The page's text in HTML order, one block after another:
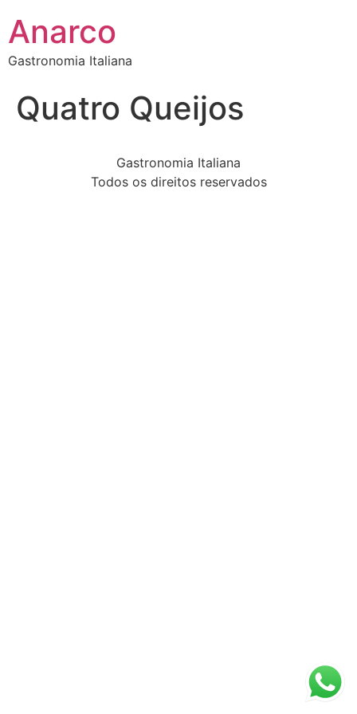
Anarco
Gastronomia Italiana
Quatro Queijos
Gastronomia Italiana
Todos os direitos reservados